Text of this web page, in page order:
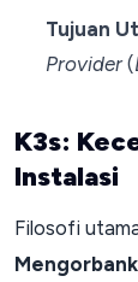
Tujuan
Provider(
K3s:
Instalasi
Filosofi